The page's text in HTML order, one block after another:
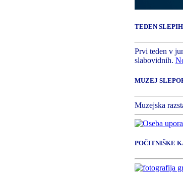
TEDEN
Prvi teden v
slabovidnih.
MUZEJ
Muzejska
POČITNIŠKE